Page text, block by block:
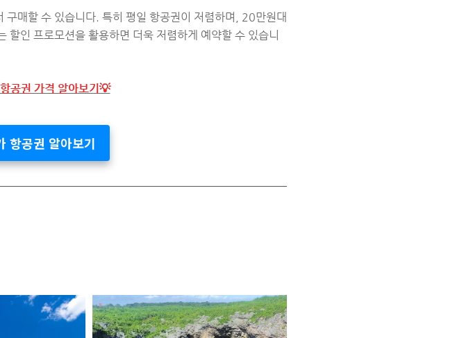
매할 수 있습니다. 특히 평일 항공권이 저렴하며, 20만원대
인 프로모션을 활용하면 더욱 저렴하게 예약할 수 있습니
공권 가격 알아보기💡
항공권 알아보기